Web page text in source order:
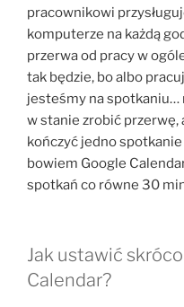
pracownikowi
komputerze na każdą
przerwa od pracy w
tak będzie, bo albo
jesteśmy na spotkaniu…
w stanie zrobić przerwę,
kończyć jedno
bowiem Google
spotkań co równe 30
Jak ustawić
Calendar?